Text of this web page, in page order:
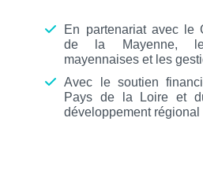
En partenariat avec le
de la Mayenne, les
mayennaises et les
Avec le soutien
Pays de la Loire et
développement régional